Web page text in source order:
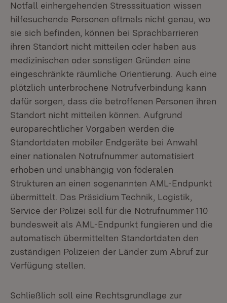
Notfall einhergehenden Stresssituation wissen
hilfesuchende Personen oftmals nicht genau, wo
sie sich befinden, können bei Sprachbarrieren
ihren Standort nicht mitteilen oder haben aus
medizinischen oder sonstigen Gründen eine
eingeschränkte räumliche Orientierung. Auch eine
plötzlich unterbrochene Notrufverbindung kann
dafür sorgen, dass die betroffenen Personen ihren
Standort nicht mitteilen können. Aufgrund
europarechtlicher Vorgaben werden die
Standortdaten mobiler Endgeräte bei Anwahl
einer nationalen Notrufnummer automatisiert
erhoben und unabhängig von föderalen
Strukturen an einen sogenannten AML-Endpunkt
übermittelt. Das Präsidium Technik, Logistik,
Service der Polizei soll für die Notrufnummer 110
bundesweit als AML-Endpunkt fungieren und die
automatisch übermittelten Standortdaten den
zuständigen Polizeien der Länder zum Abruf zur
Verfügung stellen.
Schließlich soll eine Rechtsgrundlage zur